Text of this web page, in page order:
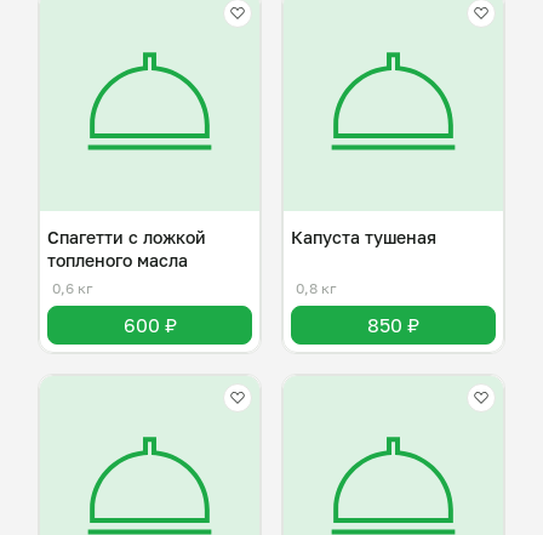
Спагетти с ложкой
топленого масла
0,6 кг
600 ₽
Капуста тушеная
0,8 кг
850 ₽